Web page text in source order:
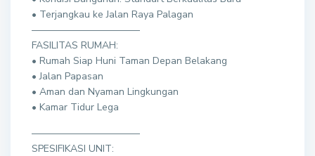
• Terjangkau ke Jalan Raya Palagan
———————————
FASILITAS RUMAH:
• Rumah Siap Huni Taman Depan Belakang
• Jalan Papasan
• Aman dan Nyaman Lingkungan
• Kamar Tidur Lega
———————————
SPESIFIKASI UNIT: